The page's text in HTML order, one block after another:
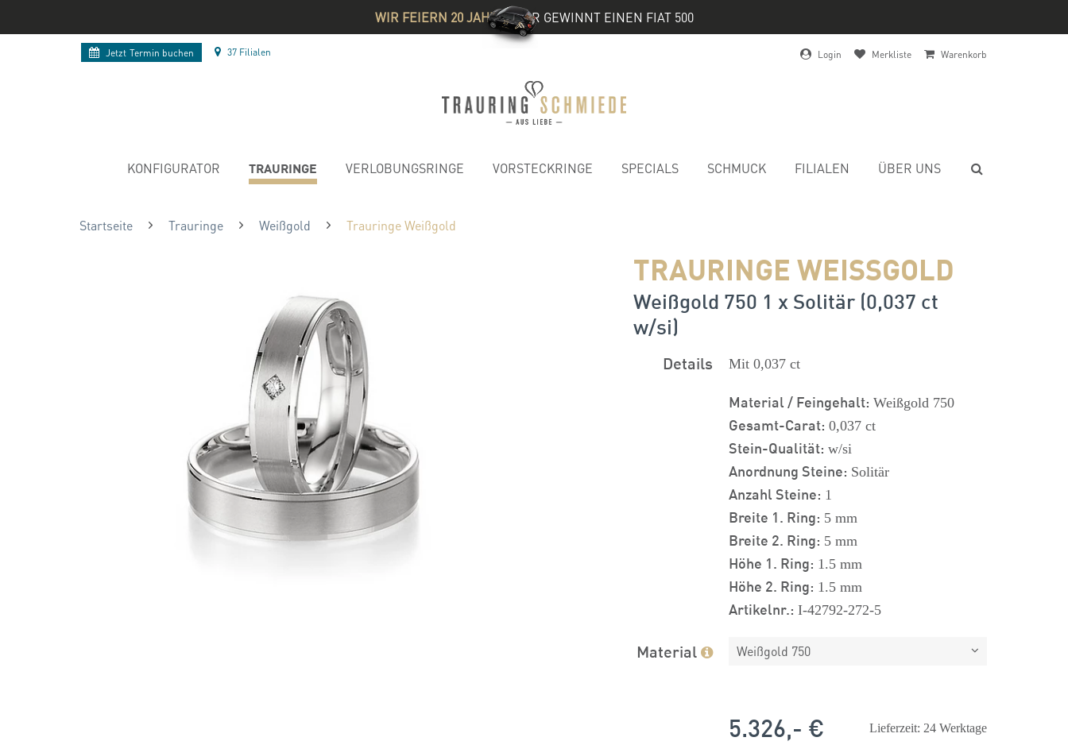
WIR FEIERN 20 JAHRE& IHR GEWINNT EINEN FIAT 500
Jetzt Termin buchen 37 Filialen Login Merkliste Warenkorb
KONFIGURATOR TRAURINGE VERLOBUNGSRINGE VORSTECKRINGE SPECIALS SCHMUCK FILIALEN ÜBER UNS
Startseite Trauringe Weißgold Trauringe Weißgold
TRAURINGE WEISSGOLD
Weißgold 750 1 x Solitär (0,037 ct
w/si)
Details Mit 0,037 ct
Material / Feingehalt: Weißgold 750
Gesamt-Carat: 0,037 ct
Stein-Qualität: w/si
Anordnung Steine: Solitär
Anzahl Steine: 1
Breite 1. Ring: 5 mm
Breite 2. Ring: 5 mm
Höhe 1. Ring: 1.5 mm
Höhe 2. Ring: 1.5 mm
Artikelnr.: I-42792-272-5
Material Weißgold 750
Lieferzeit: 24 Werktage
5.326,- €